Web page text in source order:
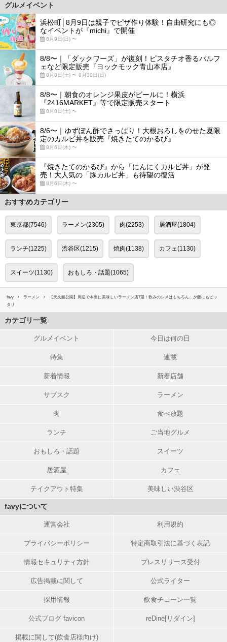
グルメイベント
浜松町│8月9日は親子でピザ作り体験！自由研究にも◎
なイベントが『michi』で開催
8月9日(日) 〜
8/8〜｜「ダックワーズ」が復刻！ピスタチオ香るパルフ
ェなど限定販売『ヨックモック青山本店』
8月8日(土) 〜 8月30日(日)
8/8〜｜朝食のオレンジ果皮がビールに！横浜
『2416MARKET』等で限定販売スタート
8月8日(土) 〜
8/6〜｜ゆずぽん酢でさっぱり！大根おろしをのせた夏限
定のカルビ丼を販売『焼きたてのかるび』
8月6日(木) 〜
『焼きたてのかるび』から「にんにくカルビ丼」が発
売！大人気の「豚カルビ丼」も待望の復活
8月6日(木) 〜
おすすめカテゴリー
東京都(7546) ラーメン(2305) 肉(2253) 居酒屋(1804)
ランチ(1225) 渋谷区(1215) 焼肉(1138) カフェ(1130)
スイーツ(1130) おもしろ・話題(1065)
favy ラーメン
【天文館公園】周辺で本当に美味しいラーメン店7選！飲みのシメはもちろん、夕飯にもピッ
タリ
カテゴリ一覧
グルメイベント 今日は何の日
特集 連載
新着情報 新着店舗
サブスク ラーメン
肉 食べ放題
ランチ ご当地グルメ
おもしろ・話題 スイーツ
居酒屋 カフェ
テイクアウト特集 美味しい渋谷区
favyについて
運営会社 利用規約
プライバシーポリシー 特定商取引法に基づく表記
情報セキュリティ方針 プレスリリース受付
広告掲載に関して 公式ライター
採用情報 飲食チェーン一覧
公式ブログ favicon reDine[リダイン]
掲載に関して(飲食店様向け)